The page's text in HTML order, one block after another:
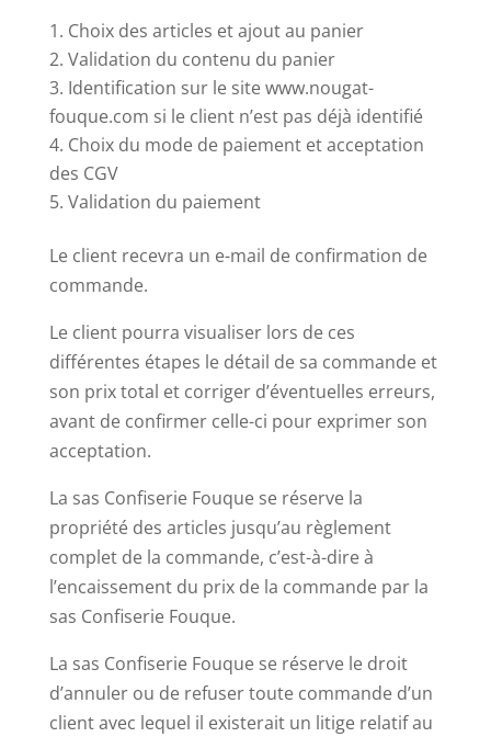
Choix des articles et ajout au panier
Validation du contenu du panier
Identification sur le site www.nougat-
fouque.com si le client n’est pas déjà identifié
Choix du mode de paiement et acceptation
des CGV
Validation du paiement
Le client recevra un e-mail de confirmation de
commande.
Le client pourra visualiser lors de ces
différentes étapes le détail de sa commande et
son prix total et corriger d’éventuelles erreurs,
avant de confirmer celle-ci pour exprimer son
acceptation.
La sas Confiserie Fouque se réserve la
propriété des articles jusqu’au règlement
complet de la commande, c’est-à-dire à
l’encaissement du prix de la commande par la
sas Confiserie Fouque.
La sas Confiserie Fouque se réserve le droit
d’annuler ou de refuser toute commande d’un
client avec lequel il existerait un litige relatif au